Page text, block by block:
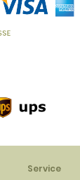
Service